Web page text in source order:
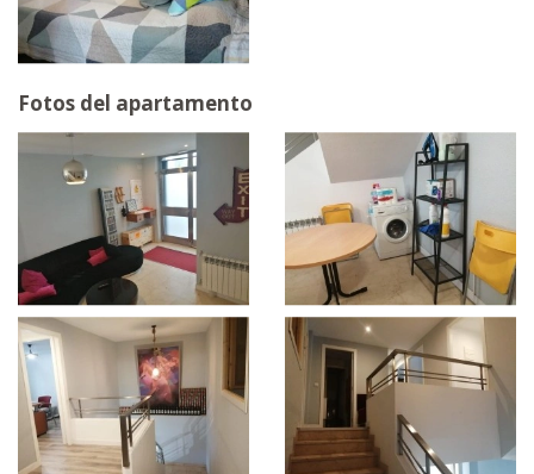
Fotos del apartamento